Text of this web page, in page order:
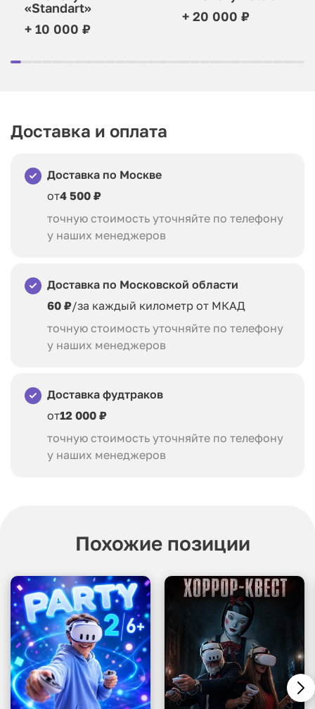
«Standart»
+ 10 000 ₽
+ 20 000 ₽
Доставка и оплата
Доставка по Москве
от4 500 ₽
точную стоимость уточняйте по телефону
у наших менеджеров
Доставка по Московской области
60 ₽/за каждый километр от МКАД
точную стоимость уточняйте по телефону
у наших менеджеров
Доставка фудтраков
от12 000 ₽
точную стоимость уточняйте по телефону
у наших менеджеров
Похожие позиции